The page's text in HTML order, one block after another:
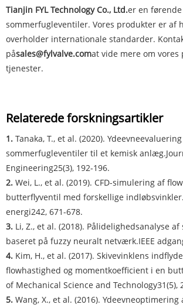
Tianjin FYL Technology Co., Ltd.er en
sommerfugleventiler. Vores produkter er af
overholder internationale standarder.
påsales@fylvalve.comat vide mere om vores
tjenester.
Relaterede forskningsartikler
1. Tanaka, T., et al. (2020).
sommerfugleventiler til et kemisk anlæg.
Engineering25(3), 192-196.
2. Wei, L., et al. (2019). CFD-simulering af
butterflyventil med forskellige indløbsvinkler.
energi242, 671-678.
3. Li, Z., et al. (2018). Pålidelighedsanalyse
baseret på fuzzy neuralt netværk.IEEE
4. Kim, H., et al. (2017). Skivevinklens
flowhastighed og momentkoefficient i en
of Mechanical Science and Technology31(5),
5. Wang, X., et al. (2016).